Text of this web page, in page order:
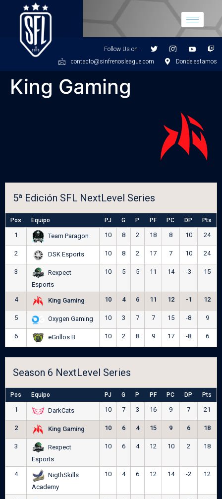
Follow Us on :
contacto@sinfrenosleague.com
Donde estamos
King Gaming
5ª Edición SFL NextLevel Series
Pos Equipo PJ G P PF PC DP Pts
1 Team Paragon 10 8 2 18 8 10 24
2 DSK Esports 10 8 2 17 7 10 24
3
Rexpect
Esports
10 5 5 11 14 -3 15
4 King Gaming 10 4 6 11 12 -1 12
5 Oxygen Gaming 10 3 7 7 15 -8 9
6 eGrillos B 10 2 8 9 17 -8 6
Season 6 NextLevel Series
Pos Equipo PJ G P PF PC DP Pts
1 DarkCats 10 7 3 16 9 7 21
2 King Gaming 10 6 4 15 9 6 18
3
Rexpect
Esports
10 6 4 12 10 2 18
4
NigthSkills
Academy
10 4 6 12 14 -2 12